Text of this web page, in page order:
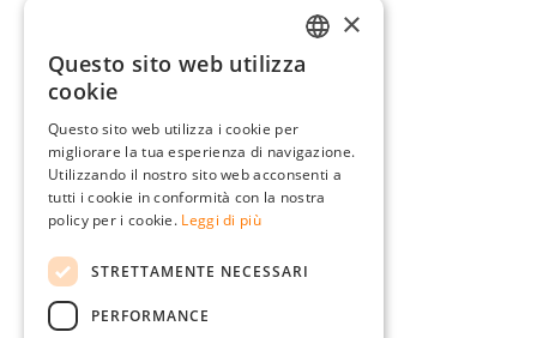
FRENCH
ITALIAN
×
Questo sito web utilizza
cookie
Questo sito web utilizza i cookie per
migliorare la tua esperienza di navigazione.
Utilizzando il nostro sito web acconsenti a
tutti i cookie in conformità con la nostra
policy per i cookie. Leggi di più
STRETTAMENTE NECESSARI
PERFORMANCE